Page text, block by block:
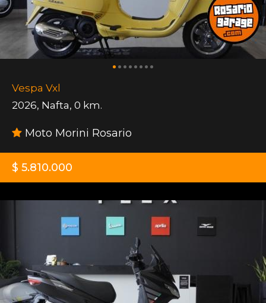
Vespa Vxl
2026, Nafta, 0 km.
Moto Morini Rosario
$ 5.810.000